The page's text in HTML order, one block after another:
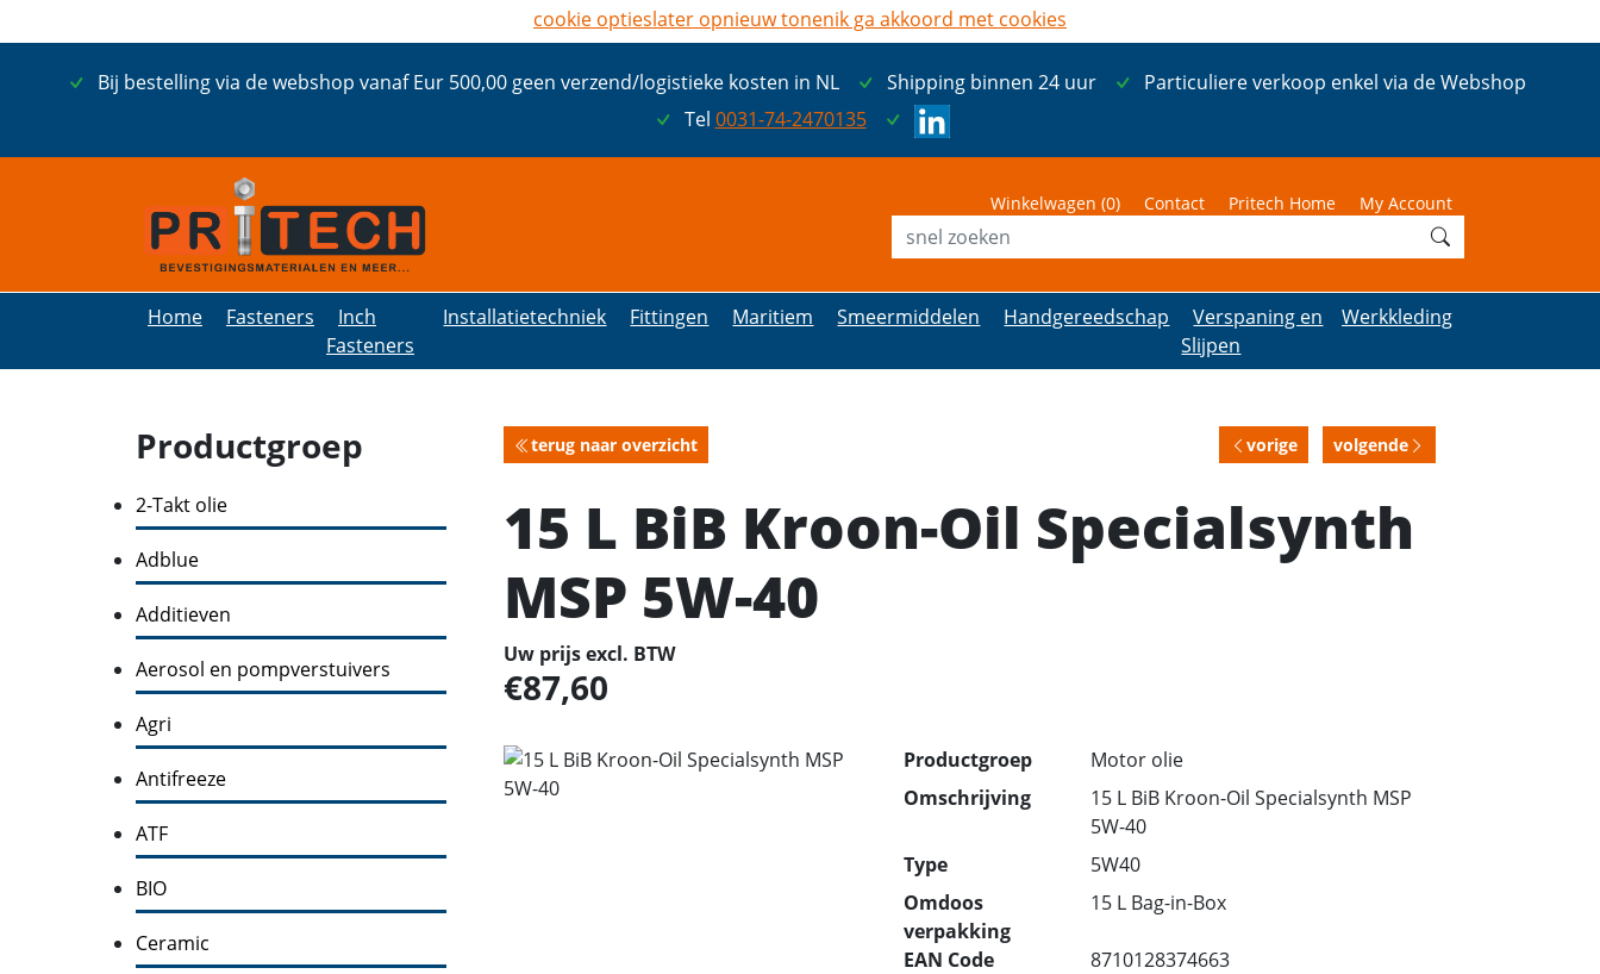
Bij bestelling via de webshop vanaf Eur 500,00 geen verzend/logistieke kosten in NL Shipping binnen 24 uur
Particuliere verkoop enkel via de Webshop
Tel 0031-74-2470135
Winkelwagen (0) Contact Pritech Home My Account
Home Fasteners
Inch
Fasteners
Installatietechniek Fittingen Maritiem Smeermiddelen Handgereedschap
Verspaning en
Slijpen
Werkkleding
Productgroep
2-Takt olie
Adblue
Additieven
Aerosol en pompverstuivers
Agri
Antifreeze
ATF
BIO
Ceramic
terug naar overzicht vorige volgende
15 L BiB Kroon-Oil Specialsynth
MSP 5W-40
Uw prijs excl. BTW
87,60
Productgroep
Motor olie
Omschrijving
15 L BiB Kroon-Oil Specialsynth MSP
5W-40
Type
5W40
Omdoos
verpakking
15 L Bag-in-Box
EAN Code
8710128374663
cookie optieslater opnieuw tonenik ga akkoord met cookies